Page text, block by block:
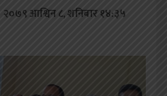
२०७९ आश्विन ८, शनिबार १४:३५